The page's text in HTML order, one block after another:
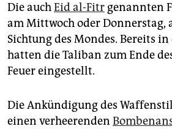
Die auchEid al-Fitr genannten
am Mittwoch oder Donnerstag,
Sichtung des Mondes. Bereits
hatten die Taliban zum Ende
Feuer eingestellt.
Die Ankündigung des
einen verheerenden